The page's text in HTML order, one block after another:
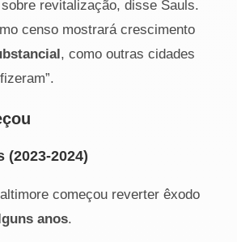
revitalização, disse Sauls.
censo mostrará crescimento
, como outras cidades
(2023-2024)
começou reverter êxodo
anos.